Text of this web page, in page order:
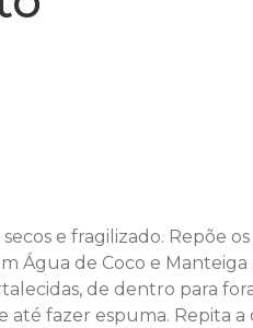
e fragilizado. Repõe
Água de Coco e Manteiga
de dentro para
até fazer espuma. Repita a